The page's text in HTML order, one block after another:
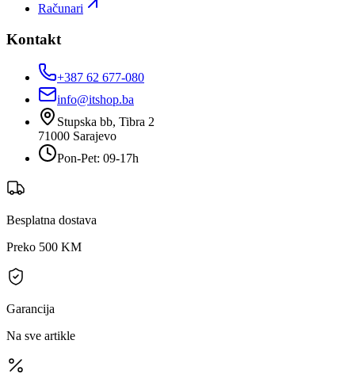
Računari
Kontakt
+387 62 677-080
info@itshop.ba
Stupska bb, Tibra 2
71000 Sarajevo
Pon-Pet: 09-17h
Besplatna dostava
Preko 500 KM
Garancija
Na sve artikle